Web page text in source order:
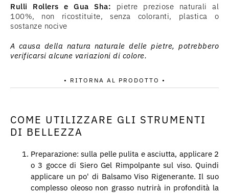
Rulli Rollers e Gua Sha: pietre preziose naturali al
100%, non ricostituite, senza coloranti, plastica o
sostanze nocive
A causa della natura naturale delle pietre, potrebbero
verificarsi alcune variazioni di colore.
• RITORNA AL PRODOTTO •
COME UTILIZZARE GLI STRUMENTI
DI BELLEZZA
Preparazione: sulla pelle pulita e asciutta, applicare 2
o 3 gocce di Siero Gel Rimpolpante sul viso. Quindi
applicare un po' di Balsamo Viso Rigenerante. Il suo
complesso oleoso non grasso nutrirà in profondità la